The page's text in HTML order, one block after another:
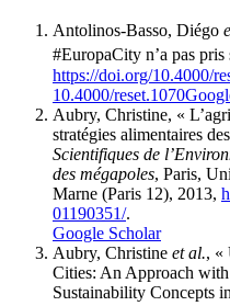
Antolinos-Basso, Diégo
#EuropaCity n’a pas
https://doi.org/10.4000/
10.4000/reset.1070
Aubry, Christine, «
stratégies alimentaires
Scientifiques de
des mégapoles, Paris,
Marne (Paris 12), 2013,
01190351/.
Google Scholar
Aubry, Christine et al., «
Cities: An Approach
Sustainability Concepts